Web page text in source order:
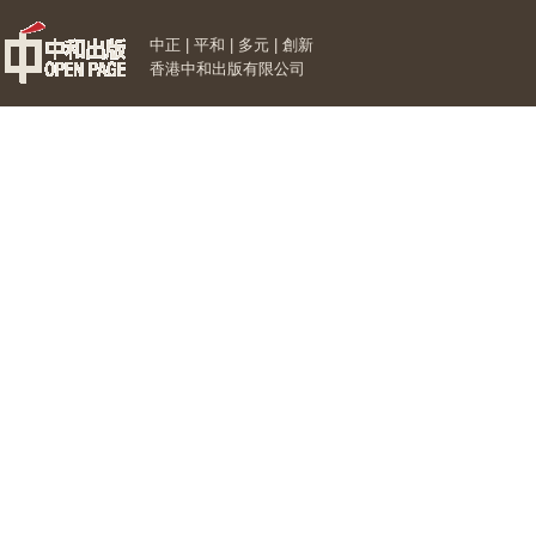
⑳
中正 | 平和 | 多元 | 創新
香港中和出版有限公司